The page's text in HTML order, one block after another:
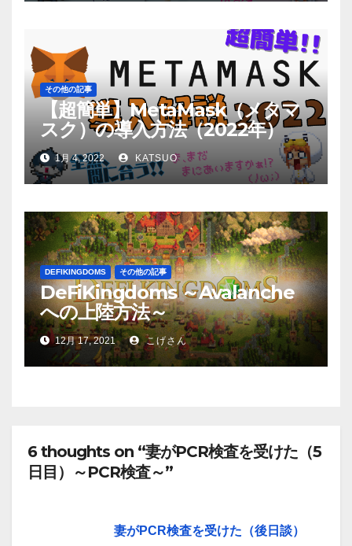
その他の記事
【超簡単】MetaMask（メタマ
スク）の導入方法（2022年）
1月 4, 2022 KATSUO
DEFIKINGDOMS その他の記事
DeFiKingdoms ～Avalanche
への上陸方法～
12月 17, 2021 こげさん
6 thoughts on “妻がPCR検査を受けた（5
日目）～PCR検査～”
妻がPCR検査を受けた（後日談）